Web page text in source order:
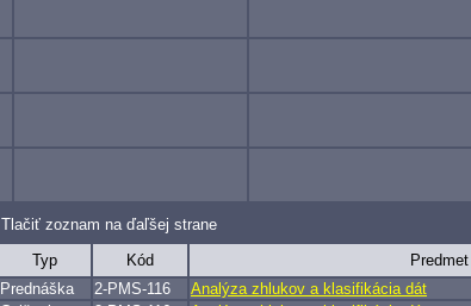
Tlačiť zoznam na ďaľšej strane
Typ Kód Predmet
Prednáška 2-PMS-116 Analýza zhlukov a klasifikácia dát